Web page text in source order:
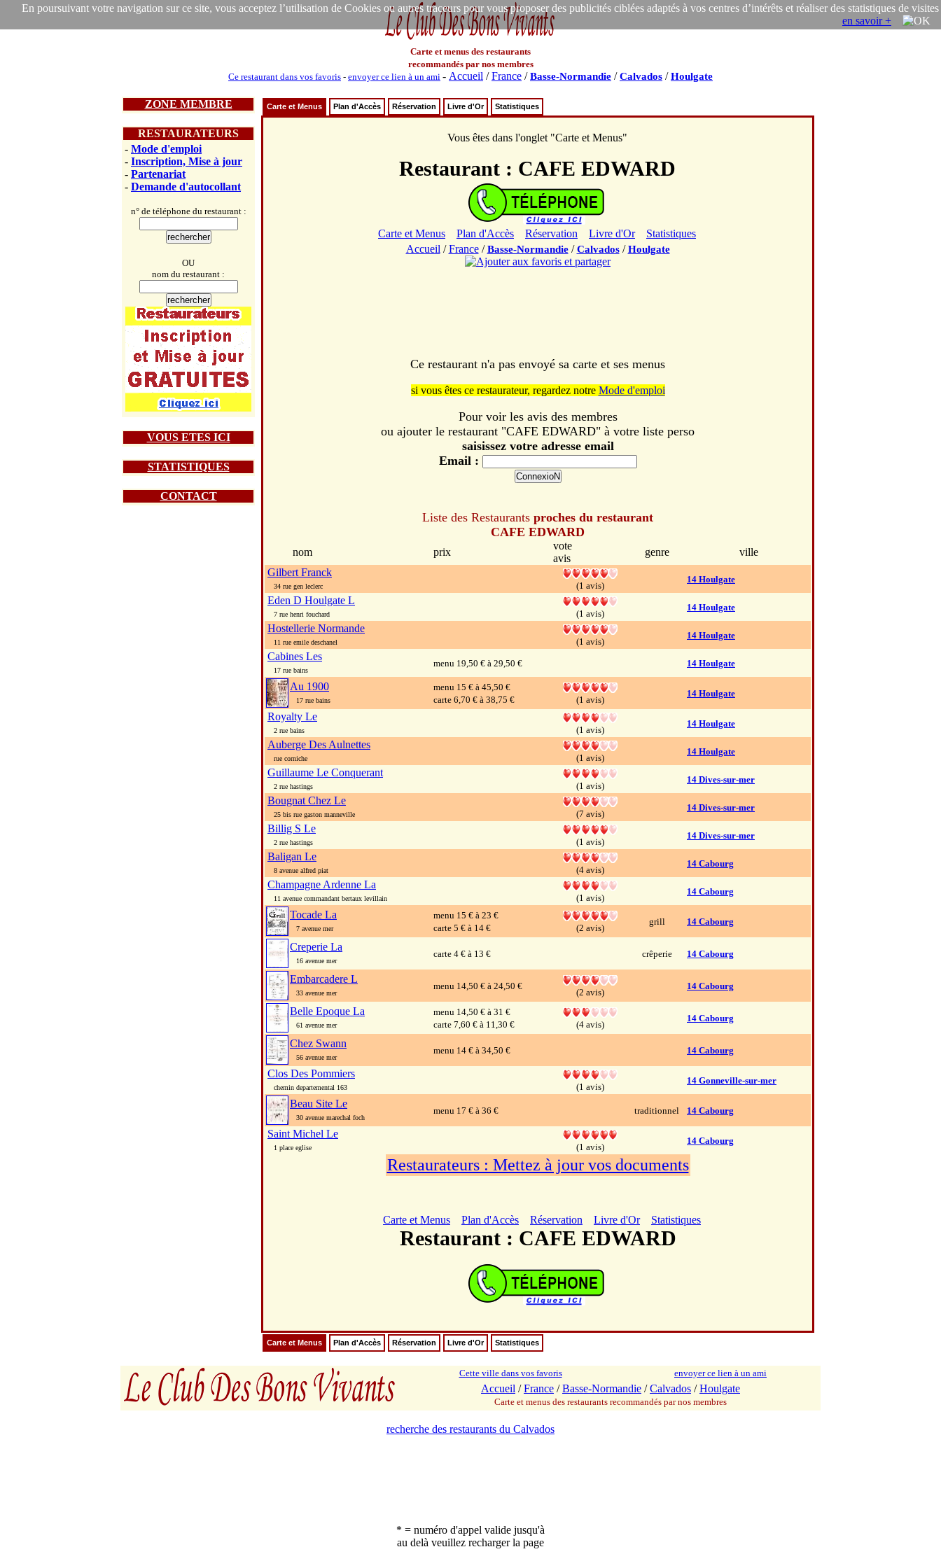
En poursuivant votre navigation sur ce site, vous acceptez l’utilisation de Cookies ou autres traceurs pour vous proposer des publicités ciblées adaptés à vos centres d’intérêts et réaliser des statistiques de visites
en savoir +
Carte et menus des restaurants
recommandés par nos membres
Ce restaurant dans vos favoris - envoyer ce lien à un ami - Accueil /France /Basse-Normandie /Calvados /Houlgate
ZONE MEMBRE
RESTAURATEURS
- Mode d'emploi
- Inscription, Mise à jour
- Partenariat
- Demande d'autocollant
n° de téléphone du restaurant :
OU
nom du restaurant :
VOUS ETES ICI
STATISTIQUES
CONTACT
Carte et Menus Plan d'Accès Réservation Livre d'Or Statistiques
Vous êtes dans l'onglet "Carte et Menus"
Restaurant : CAFE EDWARD
Carte et Menus Plan d'Accès Réservation Livre d'Or
Statistiques
Accueil /France/Basse-Normandie/Calvados/Houlgate
Ce restaurant n'a pas envoyé sa carte et ses menus
si vous êtes ce restaurateur, regardez notre Mode d'emploi
Pour voir les avis des membres
ou ajouter le restaurant "CAFE EDWARD" à votre liste perso
saisissez votre adresse email
Email :
Liste des Restaurants proches du restaurant
CAFE EDWARD
nom prix
vote
avis
genre
ville
Gilbert Franck
34 rue gen leclerc (1 avis)
14 Houlgate
Eden D Houlgate L
7 rue henri fouchard (1 avis)
14 Houlgate
Hostellerie Normande
11 rue emile deschanel (1 avis)
14 Houlgate
Cabines Les
17 rue bains
menu 19,50 € à 29,50 € 14 Houlgate
Au 1900
17 rue bains
menu 15 € à 45,50 €
carte 6,70 € à 38,75 €
(1 avis)
14 Houlgate
Royalty Le
2 rue bains (1 avis)
14 Houlgate
Auberge Des Aulnettes
rue corniche (1 avis)
14 Houlgate
Guillaume Le Conquerant
2 rue hastings (1 avis)
14 Dives-sur-mer
Bougnat Chez Le
25 bis rue gaston manneville (7 avis)
14 Dives-sur-mer
Billig S Le
2 rue hastings (1 avis)
14 Dives-sur-mer
Baligan Le
8 avenue alfred piat (4 avis)
14 Cabourg
Champagne Ardenne La
11 avenue commandant bertaux levillain (1 avis)
14 Cabourg
Tocade La
7 avenue mer
menu 15 € à 23 €
carte 5 € à 14 €
(2 avis)
grill 14 Cabourg
Creperie La
16 avenue mer
carte 4 € à 13 € crêperie 14 Cabourg
Embarcadere L
33 avenue mer
menu 14,50 € à 24,50 €
(2 avis)
14 Cabourg
Belle Epoque La
61 avenue mer
menu 14,50 € à 31 €
carte 7,60 € à 11,30 €
(4 avis)
14 Cabourg
Chez Swann
56 avenue mer
menu 14 € à 34,50 € 14 Cabourg
Clos Des Pommiers
chemin departemental 163 (1 avis)
14 Gonneville-sur-mer
Beau Site Le
30 avenue marechal foch
menu 17 € à 36 € traditionnel 14 Cabourg
Saint Michel Le
1 place eglise (1 avis)
14 Cabourg
Restaurateurs : Mettez à jour vos documents
Carte et Menus Plan d'Accès Réservation Livre d'Or Statistiques
Restaurant : CAFE EDWARD
Carte et Menus Plan d'Accès Réservation Livre d'Or Statistiques
Cette ville dans vos favoris envoyer ce lien à un ami
Accueil /France /Basse-Normandie /Calvados /Houlgate
Carte et menus des restaurants recommandés par nos membres
recherche des restaurants du Calvados
* = numéro d'appel valide jusqu'à
au delà veuillez recharger la page